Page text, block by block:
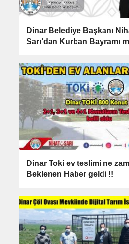
Dinar Belediye Başkanı
Sarı’dan Kurban Bayramı
Dinar Toki ev teslimi ne
Beklenen Haber geldi !!